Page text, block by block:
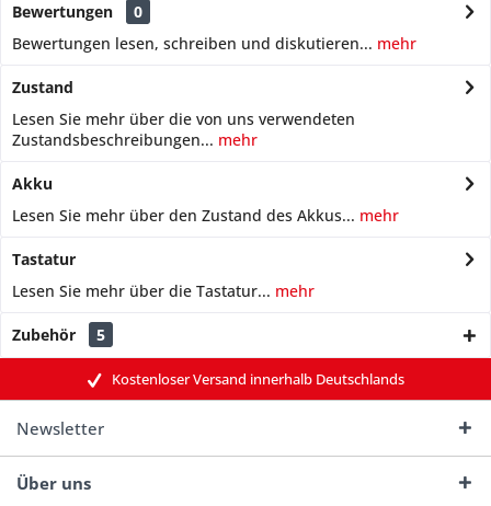
Bewertungen
0
Bewertungen lesen, schreiben und diskutieren... mehr
Zustand
Lesen Sie mehr über die von uns verwendeten
Zustandsbeschreibungen... mehr
Akku
Lesen Sie mehr über den Zustand des Akkus... mehr
Tastatur
Lesen Sie mehr über die Tastatur... mehr
Zubehör 5
Kostenloser Versand innerhalb Deutschlands
Newsletter
Über uns